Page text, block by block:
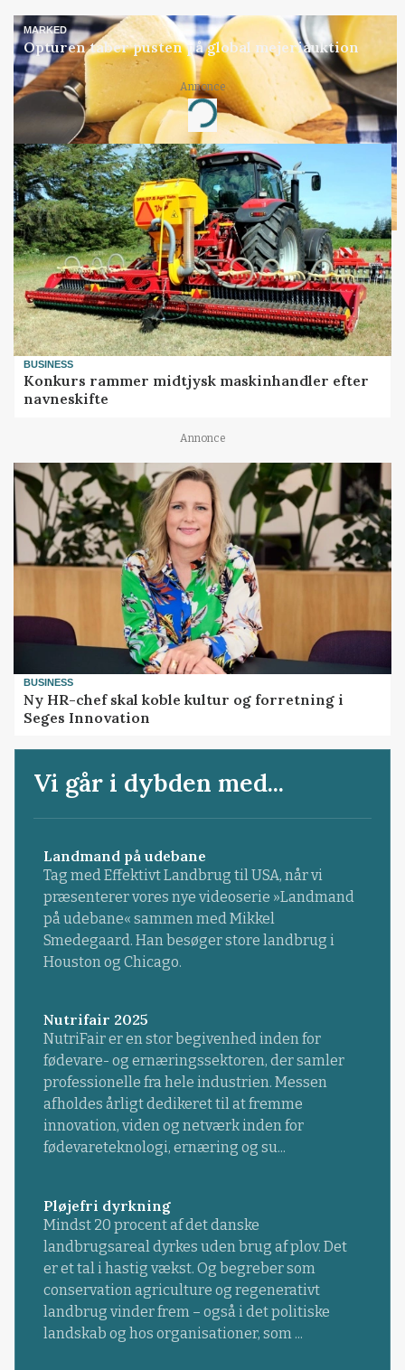
MARKED
Opturen taber pusten på global mejeriauktion
Annonce
Loading...
BUSINESS
Konkurs rammer midtjysk maskinhandler efter
navneskifte
Annonce
BUSINESS
Ny HR-chef skal koble kultur og forretning i
Seges Innovation
Vi går i dybden med...
Landmand på udebane
Tag med Effektivt Landbrug til USA, når vi
præsenterer vores nye videoserie »Landmand
på udebane« sammen med Mikkel
Smedegaard. Han besøger store landbrug i
Houston og Chicago.
Nutrifair 2025
NutriFair er en stor begivenhed inden for
fødevare- og ernæringssektoren, der samler
professionelle fra hele industrien. Messen
afholdes årligt dedikeret til at fremme
innovation, viden og netværk inden for
fødevareteknologi, ernæring og su...
Pløjefri dyrkning
Mindst 20 procent af det danske
landbrugsareal dyrkes uden brug af plov. Det
er et tal i hastig vækst. Og begreber som
conservation agriculture og regenerativt
landbrug vinder frem – også i det politiske
landskab og hos organisationer, som ...